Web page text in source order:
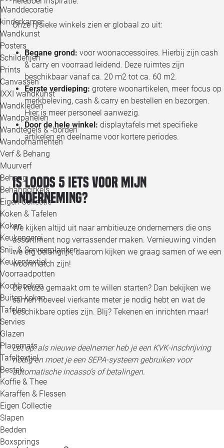
Wanddecoratie
kinderkamer
Wandkunst
Posters
Schilderijen
Prints
Canvassen
IXXI wandkunst
Wandkleden
Wandpanelen
Wandtegels & -borden
Wandornamenten
Verf & Behang
Muurverf
Behang
Behangcirkels
Eigen Collectie
Koken & Tafelen
Koken
Keukengerei
Snij- & Serveerplanken
Keukentextiel
Voorraadpotten
Kookboeken
Buiten koken
Tafelen
Servies
Glazen
Placemats
Tafeltextiel
Bestek
Koffie & Thee
Karaffen & Flessen
Eigen Collectie
Slapen
Bedden
Boxsprings
Onze fysieke winkels zien er globaal zo uit:
Begane grond: voor woonaccessoires. Hierbij zijn cash
& carry en voorraad leidend. Deze ruimtes zijn
beschikbaar vanaf ca. 20 m2 tot ca. 60 m2.
Eerste verdieping: grotere woonartikelen, meer focus op
merkbeleving, cash & carry en bestellen en bezorgen.
Hier is meer personeel aanwezig.
Door de hele winkel: displaytafels met specifieke
artikelen en deelname voor kortere periodes.
Is Loods 5 iets voor mijn
onderneming?
We kijken altijd uit naar ambitieuze ondernemers die ons
assortiment nog verrassender maken. Vernieuwing vinden
we erg belangrijk, daarom kijken we graag samen of we een
woonmatch zijn!
De keuze gemaakt om te willen starten? Dan bekijken we
samen hoeveel vierkante meter je nodig hebt en wat de
beschikbare opties zijn. Blij? Tekenen en inrichten maar!
Let op: als nieuwe deelnemer heb je een KVK-inschrijving
nodig en moet je een SEPA-systeem gebruiken voor
automatische incasso’s of betalingen.